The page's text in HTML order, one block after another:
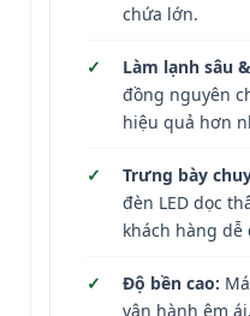
chứa lớn.
Làm lạnh sâu
đồng nguyên
hiệu quả hơn
Trưng bày
đèn LED dọc
khách hàng dễ
Độ bền cao:
vận hành êm